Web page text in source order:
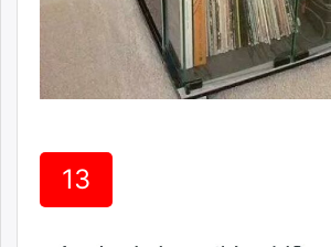
13